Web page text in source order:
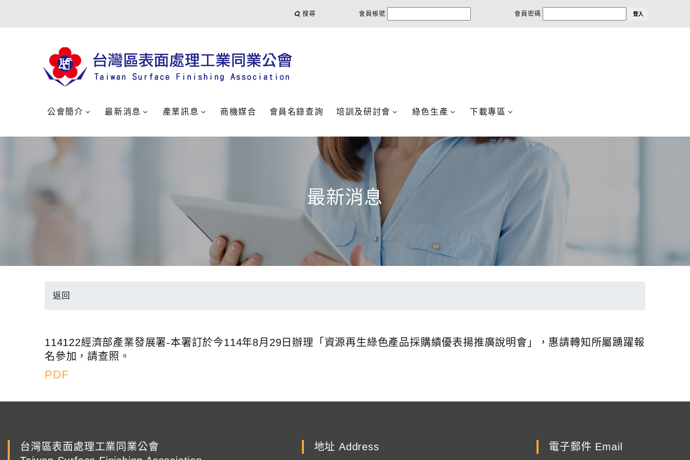
搜尋 會員帳號 會員密碼 登入
公會簡介 最新消息 產業訊息 商機媒合 會員名錄查詢 培訓及研討會 綠色生產 下載專區
最新消息
返回
114122經濟部產業發展署-本署訂於今114年8月29日辦理「資源再生綠色產品採購績優表揚推廣說明會」，惠請轉知所屬踴躍報
名參加，請查照。
PDF
台灣區表面處理工業同業公會
地址 Address 電子郵件 Email